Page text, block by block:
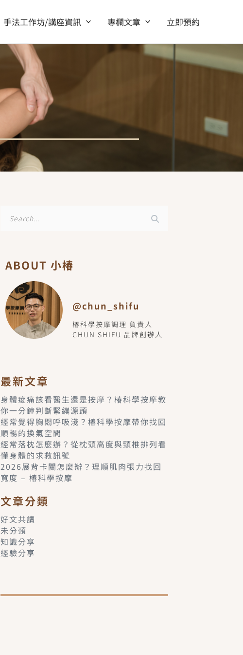
手法工作坊/講座資訊 專欄文章 立即預約
ABOUT 小椿
@chun_shifu
椿科學按摩調理 負責人
CHUN SHIFU 品牌創辦人
最新文章
身體痠痛該看醫生還是按摩？椿科學按摩教
你一分鐘判斷緊繃源頭
經常覺得胸悶呼吸淺？椿科學按摩帶你找回
順暢的換氣空間
經常落枕怎麼辦？從枕頭高度與頸椎排列看
懂身體的求救訊號
2026展背卡關怎麼辦？理順肌肉張力找回
寬度 – 椿科學按摩
文章分類
好文共讀
未分類
知識分享
經驗分享